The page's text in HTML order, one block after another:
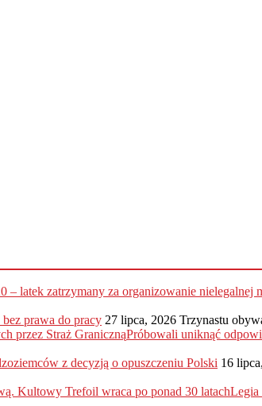
– latek zatrzymany za organizowanie nielegalnej
prawa do pracy 27 lipca, 2026 Trzynastu
Próbowali uniknąć
z decyzją o opuszczeniu Polski 16
Legia